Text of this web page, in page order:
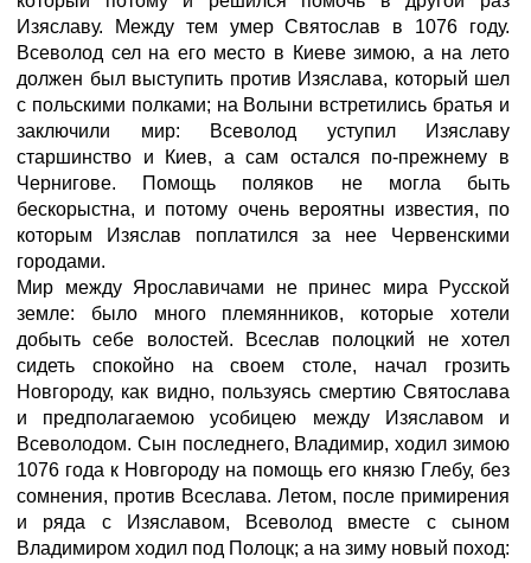
Изяславу. Между тем умер Святослав в 1076 году.
Всеволод сел на его место в Киеве зимою, а на лето
должен был выступить против Изяслава, который шел
с польскими полками; на Волыни встретились братья и
заключили мир: Всеволод уступил Изяславу
старшинство и Киев, а сам остался по-прежнему в
Чернигове. Помощь поляков не могла быть
бескорыстна, и потому очень вероятны известия, по
которым Изяслав поплатился за нее Червенскими
городами.
Мир между Ярославичами не принес мира Русской
земле: было много племянников, которые хотели
добыть себе волостей. Всеслав полоцкий не хотел
сидеть спокойно на своем столе, начал грозить
Новгороду, как видно, пользуясь смертию Святослава
и предполагаемою усобицею между Изяславом и
Всеволодом. Сын последнего, Владимир, ходил зимою
1076 года к Новгороду на помощь его князю Глебу, без
сомнения, против Всеслава. Летом, после примирения
и ряда с Изяславом, Всеволод вместе с сыном
Владимиром ходил под Полоцк; а на зиму новый поход: